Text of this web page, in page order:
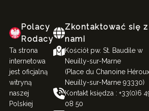
Polacy
Rodacy
Ta strona
internetowa
jest oficjalną
witryną
naszej
Polskiej
Zkontaktować się z
nami
Kościół pw. St. Baudile w
Neuilly-sur-Marne
(Place du Chanoine
Neuilly-sur-Marne 93330)
Kontakt księdza : +33(0)6
08 50